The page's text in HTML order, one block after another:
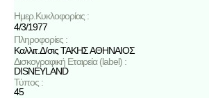
Ημερ.Κυκλοφορίας :
4/3/1977
Πληροφορίες :
Καλλιτ.Δ/σις ΤΑΚΗΣ ΑΘΗΝΑΙΟΣ
Δισκογραφική Εταιρεία (label) :
DISNEYLAND
Τύπος :
45